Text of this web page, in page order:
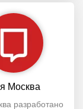
Москва
разработано